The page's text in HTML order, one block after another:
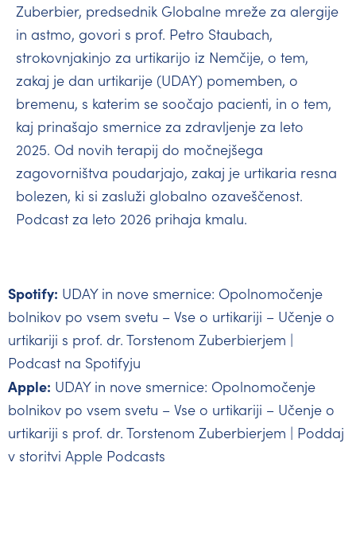
Zuberbier, predsednik Globalne mreže za alergije
in astmo, govori s prof. Petro Staubach,
strokovnjakinjo za urtikarijo iz Nemčije, o tem,
zakaj je dan urtikarije (UDAY) pomemben, o
bremenu, s katerim se soočajo pacienti, in o tem,
kaj prinašajo smernice za zdravljenje za leto
2025. Od novih terapij do močnejšega
zagovorništva poudarjajo, zakaj je urtikaria resna
bolezen, ki si zasluži globalno ozaveščenost.
Podcast za leto 2026 prihaja kmalu.
Spotify: UDAY in nove smernice: Opolnomočenje
bolnikov po vsem svetu – Vse o urtikariji – Učenje o
urtikariji s prof. dr. Torstenom Zuberbierjem |
Podcast na Spotifyju
Apple: UDAY in nove smernice: Opolnomočenje
bolnikov po vsem svetu – Vse o urtikariji – Učenje o
urtikariji s prof. dr. Torstenom Zuberbierjem | Poddaj
v storitvi Apple Podcasts